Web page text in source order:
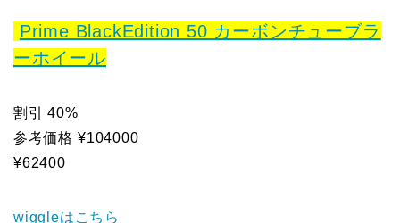
Prime BlackEdition 50 カーボンチューブラ
ーホイール
割引 40%
参考価格 ¥104000
¥62400
wiggleはこちら